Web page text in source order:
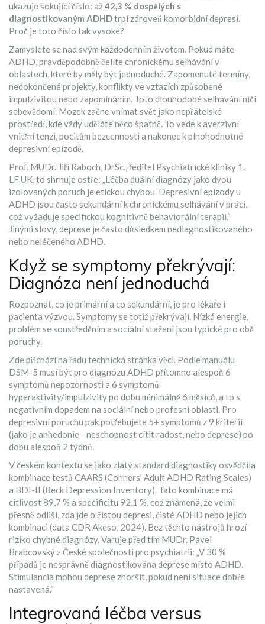
ukazuje šokující číslo: až42,3 % dospělých s
diagnostikovaným ADHDtrpí zároveň komorbidní depresí.
Proč je toto číslo tak vysoké?
Zamyslete se nad svým každodenním životem. Pokud máte
ADHD, pravděpodobně čelíte chronickému selhávání v
oblastech, které by měly být jednoduché. Zapomenuté termíny,
nedokončené projekty, konflikty ve vztazích způsobené
impulzivitou nebo zapomínáním. Toto dlouhodobé selhávání ničí
sebevědomí. Mozek začne vnímat svět jako nepřátelské
prostředí, kde vždy uděláte něco špatně. To vede k averzivní
vnitřní tenzi, pocitům bezcennosti a nakonec k plnohodnotné
depresivní epizodě.
Prof. MUDr. Jiří Raboch, DrSc., ředitel Psychiatrické kliniky 1.
LF UK, to shrnuje ostře: „Léčba duální diagnózy jako dvou
izolovaných poruch je etickou chybou. Depresivní epizody u
ADHD jsou často sekundární k chronickému selhávání v práci,
což vyžaduje specifickou kognitivně behaviorální terapii.“
Jinými slovy, deprese je často důsledkem nediagnostikovaného
nebo neléčeného ADHD.
Když se symptomy překrývají:
Diagnóza není jednoduchá
Rozpoznat, co je primární a co sekundární, je pro lékaře i
pacienta výzvou. Symptomy se totiž překrývají. Nízká energie,
problém se soustředěním a sociální stažení jsou typické pro obě
poruchy.
Zde přichází na řadu technická stránka věci. Podle manuálu
DSM-5 musí být pro diagnózu ADHD přítomno alespoň 6
symptomů nepozornosti a 6 symptomů
hyperaktivity/impulzivity po dobu minimálně 6 měsíců, a to s
negativním dopadem na sociální nebo profesní oblasti. Pro
depresivní poruchu pak potřebujete 5+ symptomů z 9 kritérií
(jako je anhedonie - neschopnost cítit radost, nebo deprese) po
dobu alespoň 2 týdnů.
V českém kontextu se jako zlatý standard diagnostiky osvědčila
kombinace testů CAARS (Conners' Adult ADHD Rating Scales)
a BDI-II (Beck Depression Inventory). Tato kombinace má
citlivost 89,7 % a specificitu 92,1 %, což znamená, že velmi
přesně odliší, zda jde o čistou depresi, čisté ADHD nebo jejich
kombinaci (data CDR Akeso, 2024). Bez těchto nástrojů hrozí
riziko chybné diagnózy. Varuje před tím MUDr. Pavel
Brabcovský z České společnosti pro psychiatrii: „V 30 %
případů je nesprávně diagnostikována deprese místo ADHD.
Stimulancia mohou deprese zhoršit, pokud není situace dobře
nastavená.“
Integrovaná léčba versus